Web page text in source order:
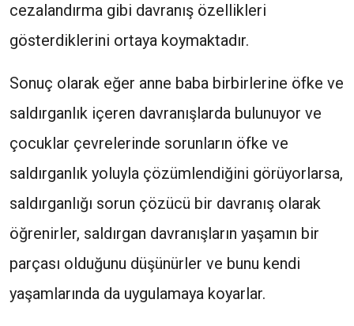
cezalandırma gibi davranış özellikleri
gösterdiklerini ortaya koymaktadır.
Sonuç olarak eğer anne baba birbirlerine öfke ve
saldırganlık içeren davranışlarda bulunuyor ve
çocuklar çevrelerinde sorunların öfke ve
saldırganlık yoluyla çözümlendiğini görüyorlarsa,
saldırganlığı sorun çözücü bir davranış olarak
öğrenirler, saldırgan davranışların yaşamın bir
parçası olduğunu düşünürler ve bunu kendi
yaşamlarında da uygulamaya koyarlar.